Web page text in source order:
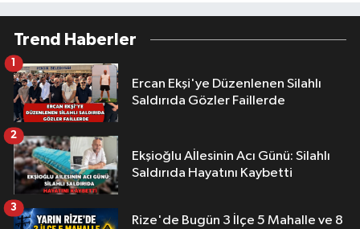
Trend Haberler
Ercan Ekşi'ye Düzenlenen Silahlı
Saldırıda Gözler Faillerde
1
Ekşioğlu Aİlesinin Acı Günü: Silahlı
Saldırıda Hayatını Kaybetti
2
Rize'de Bugün 3 İlçe 5 Mahalle ve 8
3